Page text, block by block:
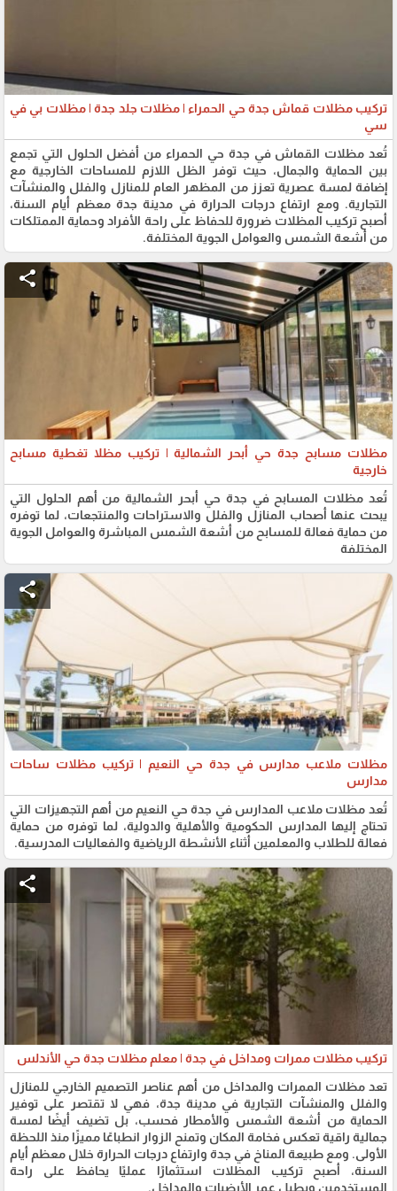
تركيب مظلات قماش جدة حي الحمراء | مظلات جلد جدة | مظلات بي في
سي
تُعد مظلات القماش في جدة حي الحمراء من أفضل الحلول التي تجمع
بين الحماية والجمال، حيث توفر الظل اللازم للمساحات الخارجية مع
إضافة لمسة عصرية تعزز من المظهر العام للمنازل والفلل والمنشآت
التجارية. ومع ارتفاع درجات الحرارة في مدينة جدة معظم أيام السنة،
أصبح تركيب المظلات ضرورة للحفاظ على راحة الأفراد وحماية الممتلكات
من أشعة الشمس والعوامل الجوية المختلفة.
share
مظلات مسابح جدة حي أبحر الشمالية | تركيب مظلا تغطية مسابح
خارجية
تُعد مظلات المسابح في جدة حي أبحر الشمالية من أهم الحلول التي
يبحث عنها أصحاب المنازل والفلل والاستراحات والمنتجعات، لما توفره
من حماية فعالة للمسابح من أشعة الشمس المباشرة والعوامل الجوية
المختلفة
share
مظلات ملاعب مدارس في جدة حي النعيم | تركيب مظلات ساحات
مدارس
تُعد مظلات ملاعب المدارس في جدة حي النعيم من أهم التجهيزات التي
تحتاج إليها المدارس الحكومية والأهلية والدولية، لما توفره من حماية
فعالة للطلاب والمعلمين أثناء الأنشطة الرياضية والفعاليات المدرسية.
share
تركيب مظلات ممرات ومداخل في جدة | معلم مظلات جدة حي الأندلس
تعد مظلات الممرات والمداخل من أهم عناصر التصميم الخارجي للمنازل
والفلل والمنشآت التجارية في مدينة جدة، فهي لا تقتصر على توفير
الحماية من أشعة الشمس والأمطار فحسب، بل تضيف أيضًا لمسة
جمالية راقية تعكس فخامة المكان وتمنح الزوار انطباعًا مميزًا منذ اللحظة
الأولى. ومع طبيعة المناخ في جدة وارتفاع درجات الحرارة خلال معظم أيام
السنة، أصبح تركيب المظلات استثمارًا عمليًا يحافظ على راحة
المستخدمين ويطيل عمر الأرضيات والمداخل.